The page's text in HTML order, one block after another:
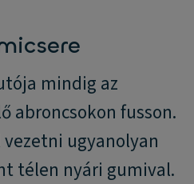
mindig az
abroncsokon fusson.
ugyanolyan
télen nyári gumival.